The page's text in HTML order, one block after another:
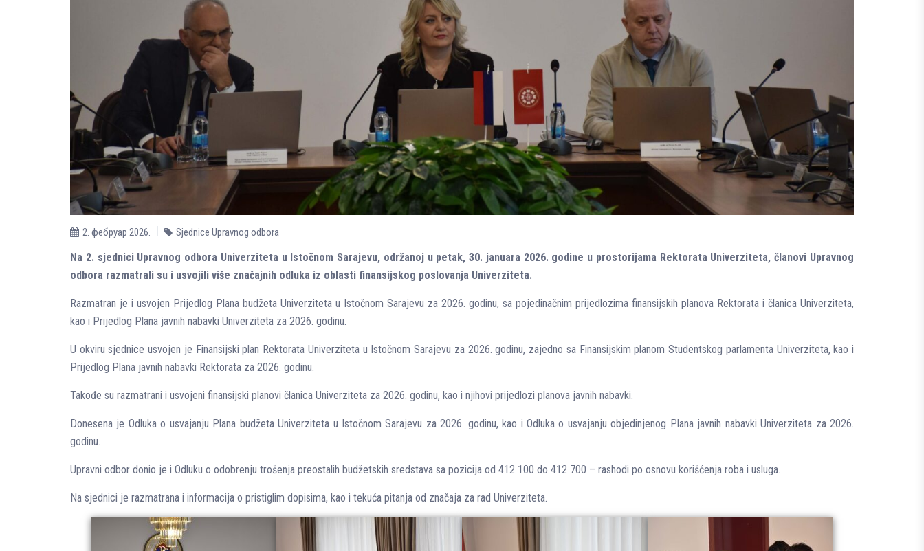
2. фебруар 2026. Sjednice Upravnog odbora
Na 2. sjednici Upravnog odbora Univerziteta u Istočnom Sarajevu, održanoj u petak, 30. januara 2026. godine u prostorijama Rektorata Univerziteta, članovi Upravnog
odbora razmatrali su i usvojili više značajnih odluka iz oblasti finansijskog poslovanja Univerziteta.
Razmatran je i usvojen Prijedlog Plana budžeta Univerziteta u Istočnom Sarajevu za 2026. godinu, sa pojedinačnim prijedlozima finansijskih planova Rektorata i članica Univerziteta,
kao i Prijedlog Plana javnih nabavki Univerziteta za 2026. godinu.
U okviru sjednice usvojen je Finansijski plan Rektorata Univerziteta u Istočnom Sarajevu za 2026. godinu, zajedno sa Finansijskim planom Studentskog parlamenta Univerziteta, kao i
Prijedlog Plana javnih nabavki Rektorata za 2026. godinu.
Takođe su razmatrani i usvojeni finansijski planovi članica Univerziteta za 2026. godinu, kao i njihovi prijedlozi planova javnih nabavki.
Donesena je Odluka o usvajanju Plana budžeta Univerziteta u Istočnom Sarajevu za 2026. godinu, kao i Odluka o usvajanju objedinjenog Plana javnih nabavki Univerziteta za 2026.
godinu.
Upravni odbor donio je i Odluku o odobrenju trošenja preostalih budžetskih sredstava sa pozicija od 412 100 do 412 700 – rashodi po osnovu korišćenja roba i usluga.
Na sjednici je razmatrana i informacija o pristiglim dopisima, kao i tekuća pitanja od značaja za rad Univerziteta.